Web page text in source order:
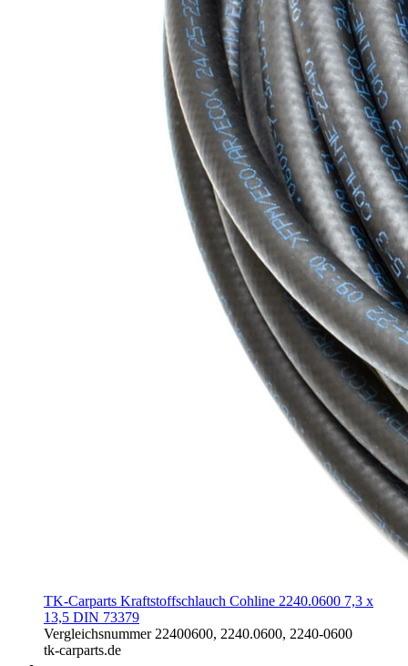
TK-Carparts Kraftstoffschlauch Cohline 2240.0600 7,3 x
13,5 DIN 73379
Vergleichsnummer 22400600, 2240.0600, 2240-0600
tk-carparts.de